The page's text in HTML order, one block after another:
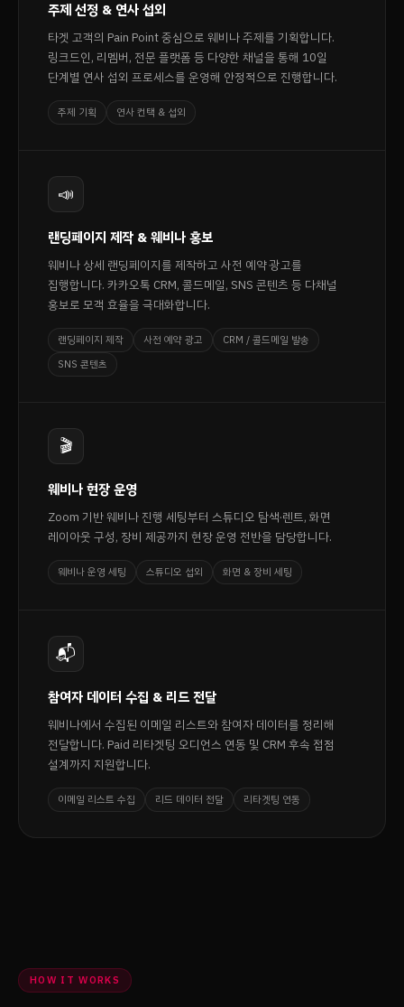
주제 선정 & 연사 섭외
타겟 고객의 Pain Point 중심으로 웨비나 주제를 기획합니다.
링크드인, 리멤버, 전문 플랫폼 등 다양한 채널을 통해 10일
단계별 연사 섭외 프로세스를 운영해 안정적으로 진행합니다.
주제 기획 연사 컨택 & 섭외
📣
랜딩페이지 제작 & 웨비나 홍보
웨비나 상세 랜딩페이지를 제작하고 사전 예약 광고를
집행합니다. 카카오톡 CRM, 콜드메일, SNS 콘텐츠 등 다채널
홍보로 모객 효율을 극대화합니다.
랜딩페이지 제작 사전 예약 광고
CRM / 콜드메일 발송
SNS 콘텐츠
🎬
웨비나 현장 운영
Zoom 기반 웨비나 진행 세팅부터 스튜디오 탐색·렌트, 화면
레이아웃 구성, 장비 제공까지 현장 운영 전반을 담당합니다.
웨비나 운영 세팅 스튜디오 섭외 화면 & 장비 세팅
📬
참여자 데이터 수집 & 리드 전달
웨비나에서 수집된 이메일 리스트와 참여자 데이터를 정리해
전달합니다. Paid 리타겟팅 오디언스 연동 및 CRM 후속 접점
설계까지 지원합니다.
이메일 리스트 수집 리드 데이터 전달 리타겟팅 연동
HOW IT WORKS